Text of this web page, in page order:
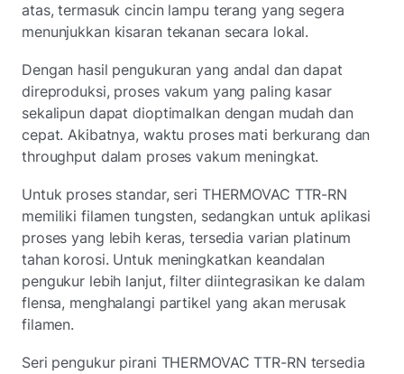
atas, termasuk cincin lampu terang yang segera
menunjukkan kisaran tekanan secara lokal.
Dengan hasil pengukuran yang andal dan dapat
direproduksi, proses vakum yang paling kasar
sekalipun dapat dioptimalkan dengan mudah dan
cepat. Akibatnya, waktu proses mati berkurang dan
throughput dalam proses vakum meningkat.
Untuk proses standar, seri THERMOVAC TTR-RN
memiliki filamen tungsten, sedangkan untuk aplikasi
proses yang lebih keras, tersedia varian platinum
tahan korosi. Untuk meningkatkan keandalan
pengukur lebih lanjut, filter diintegrasikan ke dalam
flensa, menghalangi partikel yang akan merusak
filamen.
Seri pengukur pirani THERMOVAC TTR-RN tersedia